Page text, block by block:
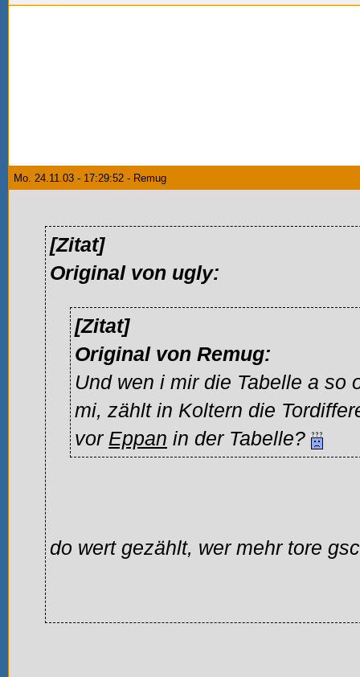
Mo. 24.11.03 - 17:29:52 - Remug
[Zitat]
Original von ugly:
[Zitat]
Original von Remug:
Und wen i mir die Tabelle a so
mi, zählt in Koltern die
vor Eppan in der Tabelle?
do wert gezählt, wer mehr tore